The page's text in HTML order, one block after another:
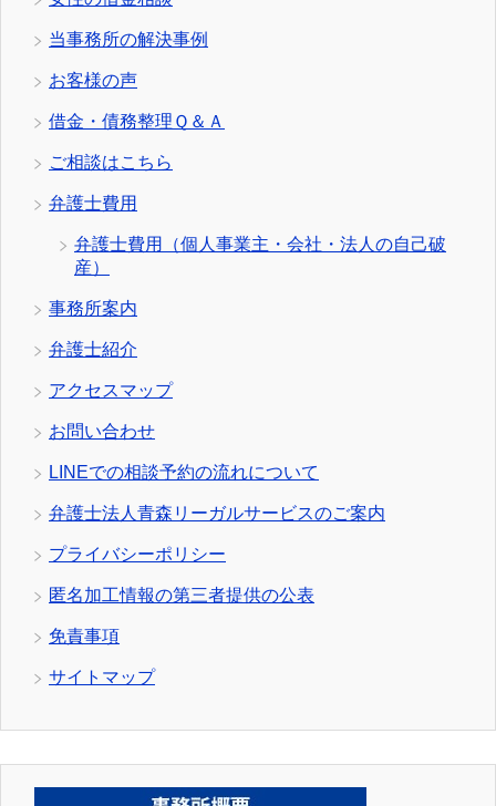
当事務所の解決事例
お客様の声
借金・債務整理Ｑ＆Ａ
ご相談はこちら
弁護士費用
弁護士費用（個人事業主・会社・法人の自己破
産）
事務所案内
弁護士紹介
アクセスマップ
お問い合わせ
LINEでの相談予約の流れについて
弁護士法人青森リーガルサービスのご案内
プライバシーポリシー
匿名加工情報の第三者提供の公表
免責事項
サイトマップ